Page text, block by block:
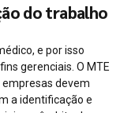
do trabalho
e por isso
gerenciais. O MTE
devem
a identificação e